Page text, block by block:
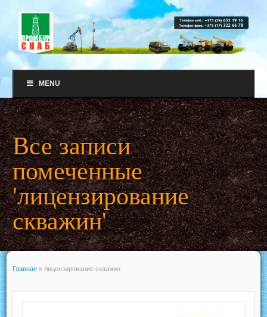
MENU
Все записи
помеченные
'лицензирование
скважин'
Главная » лицензирование скважин